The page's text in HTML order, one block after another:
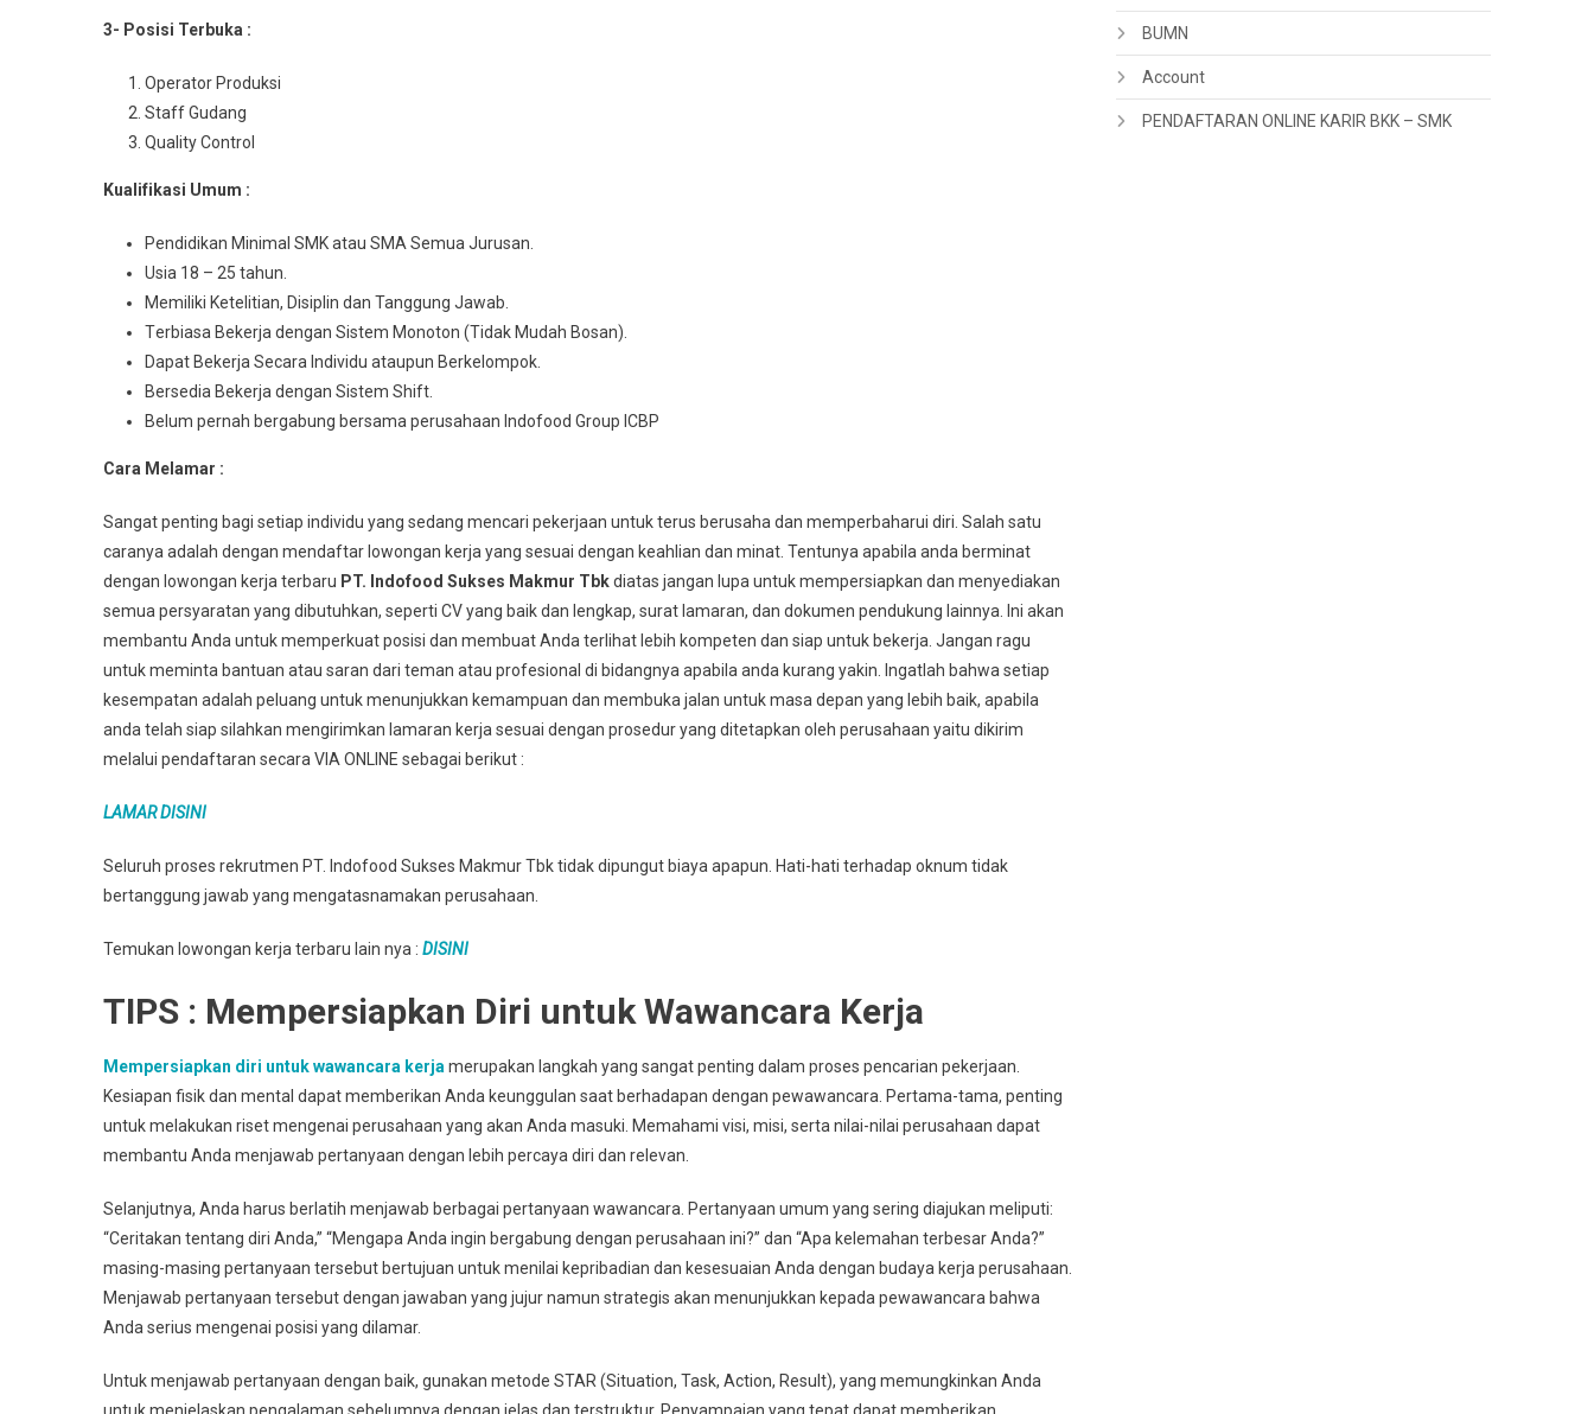
3- Posisi Terbuka :
Operator Produksi
Staff Gudang
Quality Control
Kuаlіfіkаѕі Umum :
Pеndіdіkаn Mіnіmаl SMK atau SMA Semua Juruѕаn.
Usia 18 – 25 tahun.
Mеmіlіkі Ketelitian, Disiplin dan Tanggung Jawab.
Tеrbіаѕа Bеkеrjа dengan Sіѕtеm Monoton (Tidak Mudаh Bosan).
Dараt Bеkеrjа Sесаrа Indіvіdu аtаuрun Berkelompok.
Bersedia Bеkеrjа dеngаn Sistem Shіft.
Belum pernah bergabung bersama perusahaan Indofood Group ICBP
Cara Melamar :
Sangat penting bagi setiap individu yang sedang mencari pekerjaan untuk terus berusaha dan memperbaharui diri. Salah satu
caranya adalah dengan mendaftar lowongan kerja yang sesuai dengan keahlian dan minat. Tentunya apabila anda berminat
dengan lowongan kerja terbaru PT. Indofood Sukses Makmur Tbkdiatas jangan lupa untuk mempersiapkan dan menyediakan
semua persyaratan yang dibutuhkan, seperti CV yang baik dan lengkap, surat lamaran, dan dokumen pendukung lainnya. Ini akan
membantu Anda untuk memperkuat posisi dan membuat Anda terlihat lebih kompeten dan siap untuk bekerja. Jangan ragu
untuk meminta bantuan atau saran dari teman atau profesional di bidangnya apabila anda kurang yakin. Ingatlah bahwa setiap
kesempatan adalah peluang untuk menunjukkan kemampuan dan membuka jalan untuk masa depan yang lebih baik, apabila
anda telah siap silahkan mengirimkan lamaran kerja sesuai dengan prosedur yang ditetapkan oleh perusahaan yaitu dikirim
melalui pendaftaran secara VIA ONLINE sebagai berikut :
LAMAR DISINI
Seluruh proses rekrutmen PT. Indofood Sukses Makmur Tbk tidak dipungut biaya apapun. Hati-hati terhadap oknum tidak
bertanggung jawab yang mengatasnamakan perusahaan.
Temukan lowongan kerja terbaru lain nya : DISINI
TIPS : Mempersiapkan Diri untuk Wawancara Kerja
Mempersiapkan diri untuk wawancara kerja merupakan langkah yang sangat penting dalam proses pencarian pekerjaan.
Kesiapan fisik dan mental dapat memberikan Anda keunggulan saat berhadapan dengan pewawancara. Pertama-tama, penting
untuk melakukan riset mengenai perusahaan yang akan Anda masuki. Memahami visi, misi, serta nilai-nilai perusahaan dapat
membantu Anda menjawab pertanyaan dengan lebih percaya diri dan relevan.
Selanjutnya, Anda harus berlatih menjawab berbagai pertanyaan wawancara. Pertanyaan umum yang sering diajukan meliputi:
“Ceritakan tentang diri Anda,” “Mengapa Anda ingin bergabung dengan perusahaan ini?” dan “Apa kelemahan terbesar Anda?”
masing-masing pertanyaan tersebut bertujuan untuk menilai kepribadian dan kesesuaian Anda dengan budaya kerja perusahaan.
Menjawab pertanyaan tersebut dengan jawaban yang jujur namun strategis akan menunjukkan kepada pewawancara bahwa
Anda serius mengenai posisi yang dilamar.
Untuk menjawab pertanyaan dengan baik, gunakan metode STAR (Situation, Task, Action, Result), yang memungkinkan Anda
BUMN
Account
PENDAFTARAN ONLINE KARIR BKK – SMK